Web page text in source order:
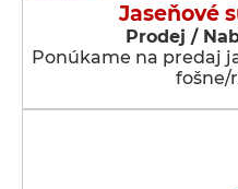
Jaseňové
Prodej /
Ponúkame na predaj
fošne/